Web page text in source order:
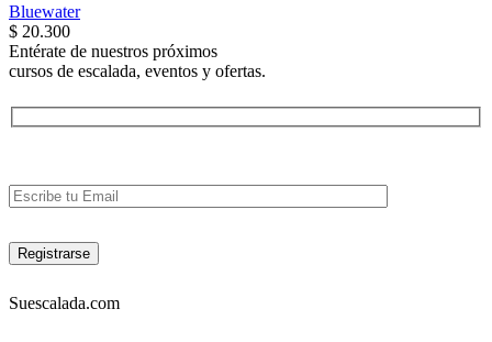
Bluewater
$ 20.300
Entérate de nuestros próximos
cursos de escalada, eventos y ofertas.
Suescalada.com